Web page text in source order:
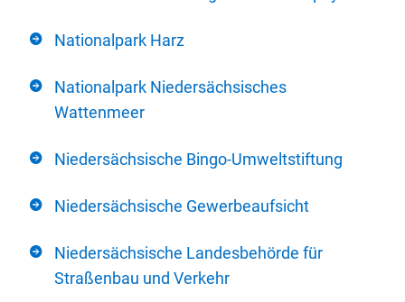
Nationalpark Harz
Nationalpark Niedersächsisches
Wattenmeer
Niedersächsische Bingo-Umweltstiftung
Niedersächsische Gewerbeaufsicht
Niedersächsische Landesbehörde für
Straßenbau und Verkehr